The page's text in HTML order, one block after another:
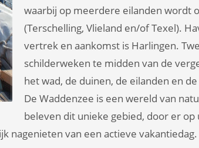
waarbij op meerdere eilanden wordt
(Terschelling, Vlieland en/of Texel).
vertrek en aankomst is Harlingen.
schilderweken te midden van de
het wad, de duinen, de eilanden en
De Waddenzee is een wereld van
beleven dit unieke gebied, door er
nagenieten van een actieve